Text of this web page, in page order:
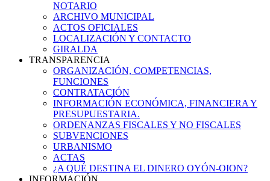
NOTARIO
ARCHIVO MUNICIPAL
ACTOS OFICIALES
LOCALIZACIÓN Y CONTACTO
GIRALDA
TRANSPARENCIA
ORGANIZACIÓN, COMPETENCIAS,
FUNCIONES
CONTRATACIÓN
INFORMACIÓN ECONÓMICA, FINANCIERA Y
PRESUPUESTARIA.
ORDENANZAS FISCALES Y NO FISCALES
SUBVENCIONES
URBANISMO
ACTAS
¿A QUÉ DESTINA EL DINERO OYÓN-OION?
INFORMACIÓN